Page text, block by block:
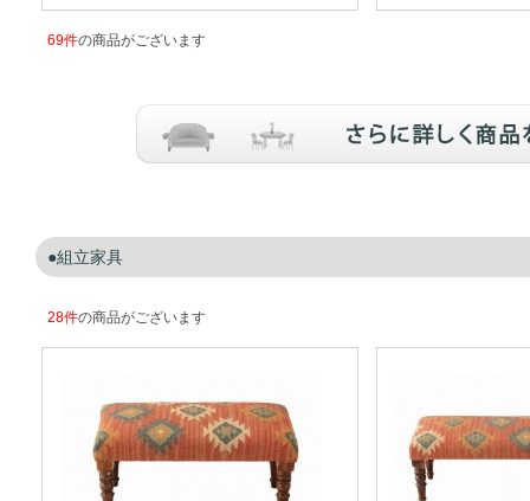
69件の商品がございます
組立家具
28件の商品がございます